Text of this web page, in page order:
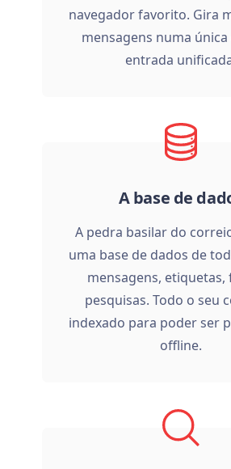
navegador favorito. Gira
mensagens numa única
entrada
A base de
A pedra basilar do
uma base de dados de
mensagens, etiquetas,
pesquisas. Todo o seu
indexado para poder ser
offline.